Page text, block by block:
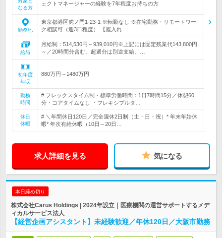
なる方
ェクトマネージャーの経験を7年程度お持ちの方
勤務地
東京都港区虎ノ門1-23-1 ※転勤なし ※在宅勤務・リモートワー
ク相談可（週3日程度） 【雇入れ…
給与
月給制：514,530円～939,010円※上記には固定残業代143,800円
～／20時間分含む。超過分は別途支給。…
初年度
年収
880万円～1480万円
勤務
時間
# フレックスタイム制・標準労働時間：1日7時間15分／休憩60
分・コアタイムなし ・フレキシブルタ…
休日
休暇
# ＼年間休日120日／完全週休2日制（土・日・祝）* 年末年始休
暇* 年次有給休暇（10日～20日…
求人詳細を見る 気になる
本日締め切り
株式会社Carus Holdings | 2024年設立｜医療機関の運営サポートするメデ
ィカルサービス法人
【経営企画アシスタント】未経験歓迎／年休120日／大阪市勤務